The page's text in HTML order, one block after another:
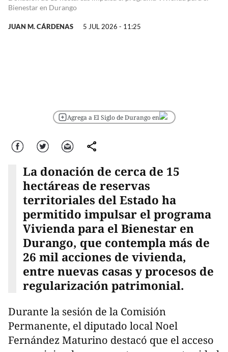
Bienestar en Durango
JUAN M. CÁRDENAS 5 JUL 2026 - 11:25
Agrega a El Siglo de Durango en
Facebook Twitter Correo comparte
La donación de cerca de 15
hectáreas de reservas
territoriales del Estado ha
permitido impulsar el programa
Vivienda para el Bienestar en
Durango, que contempla más de
26 mil acciones de vivienda,
entre nuevas casas y procesos de
regularización patrimonial.
Durante la sesión de la Comisión
Permanente, el diputado local Noel
Fernández Maturino destacó que el acceso